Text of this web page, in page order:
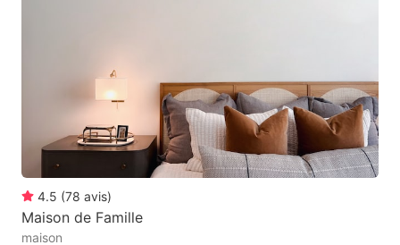
shortcuts
for
changing
dates.
for
changing
dates.
4.5 (78 avis)
Maison de Famille
maison